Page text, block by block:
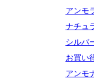
アンモ
ナチュ
シルバ
お買い
アンモ